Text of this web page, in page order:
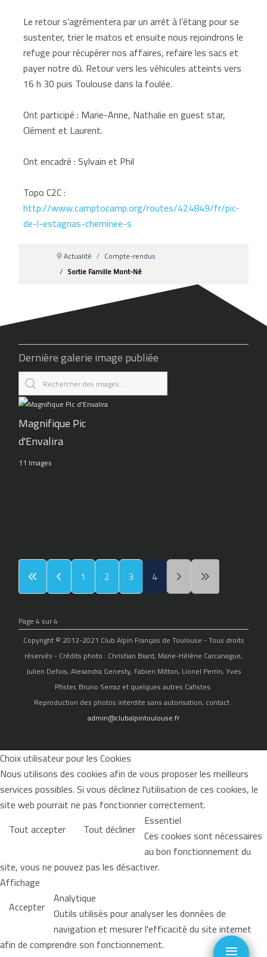
Le retour s’agrémentera par un arrêt à l’étang pour se
sustenter, trier le matos et ensuite nous rejoindrons le
refuge pour récupérer nos affaires, refaire les sacs et
payer notre dû. Retour vers les véhicules atteints vers
16 h 30 puis Toulouse dans la foulée.
Ont participé : Marie-Anne, Nathalie en guest star,
Clément et Laurent.
Ont encadré : Sylvain et Phil
Topo C2C :
http://www.camptocamp.org/routes/424849/fr/pic-
de-l-estagnas-cheminee-s
Actualité
Compte-rendus
Sortie Famille Mont-Né
Dernière galerie image publiée
Magnifique Pic
d'Envalira
11 Images
1 2 3 4
Page 4 sur 4
Copyright © 2012-2021 Club Alpin Français de Toulouse - Tous droits
réservés - Crédits photo : Christian Biard, Marie-Hélène Carcanague,
Julien Defois, Alexandra Genesty, Fabien Mitton, Lionel Perrin, Yves
Pfister, Bruno Serraz et quelques autres Cafistes.
Reproduction des photos interdite sans autorisation, contact :
admin@clubalpintoulouse.fr
Choix utilisateur pour les Cookies
Nous utilisons des cookies afin de vous proposer les meilleurs
services possibles. Si vous déclinez l'utilisation de ces cookies, le
site web pourrait ne pas fonctionner correctement.
Tout accepter
Tout décliner Essentiel
Ces cookies sont nécessaires
au bon fonctionnement du
site, vous ne pouvez pas les désactiver.
Affichage
Accepter Analytique
Outils utilisés pour analyser les données de
navigation et mesurer l'efficacité du site internet
afin de comprendre son fonctionnement.
≡